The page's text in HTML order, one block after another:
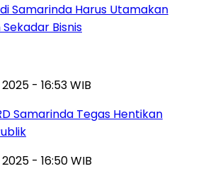
Samarinda Harus Utamakan
Bisnis
- 16:53 WIB
Samarinda Tegas Hentikan
- 16:50 WIB